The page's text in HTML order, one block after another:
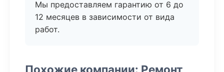
Мы предоставляем гарантию от 6 до
12 месяцев в зависимости от вида
работ.
Похожие компании: Ремонт